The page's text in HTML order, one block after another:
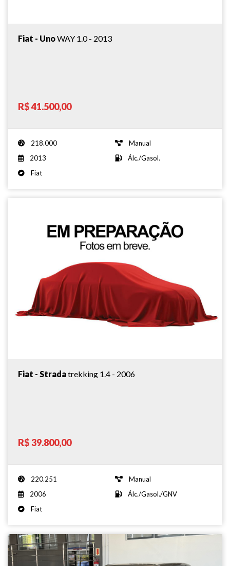
Fiat - UnoWAY 1.0 - 2013
R$ 41.500,00
218.000
Manual
2013
Álc./Gasol.
Fiat
Fiat - Stradatrekking 1.4 - 2006
R$ 39.800,00
220.251
Manual
2006
Álc./Gasol./GNV
Fiat